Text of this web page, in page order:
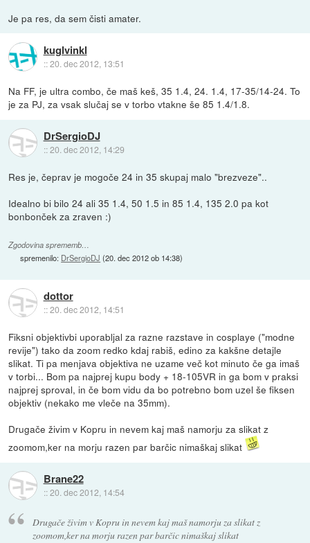
Je pa res, da sem čisti amater.
kuglvinkl
::20. dec 2012, 13:51
Na FF, je ultra combo, če maš keš, 35 1.4, 24. 1.4, 17-35/14-24. To
je za PJ, za vsak slučaj se v torbo vtakne še 85 1.4/1.8.
DrSergioDJ
::20. dec 2012, 14:29
Res je, čeprav je mogoče 24 in 35 skupaj malo "brezveze"..
Idealno bi bilo 24 ali 35 1.4, 50 1.5 in 85 1.4, 135 2.0 pa kot
bonbonček za zraven :)
Zgodovina sprememb…
spremenilo: DrSergioDJ (20. dec 2012 ob 14:38)
dottor
::20. dec 2012, 14:51
Fiksni objektivbi uporabljal za razne razstave in cosplaye ("modne
revije") tako da zoom redko kdaj rabiš, edino za kakšne detajle
slikat. Ti pa menjava objektiva ne uzame več kot minuto če ga imaš
v torbi... Bom pa najprej kupu body + 18-105VR in ga bom v praksi
najprej sproval, in če bom vidu da bo potrebno bom uzel še fiksen
objektiv (nekako me vleče na 35mm).
Drugače živim v Kopru in nevem kaj maš namorju za slikat z
zoomom,ker na morju razen par barčic nimaškaj slikat
Brane22
::20. dec 2012, 14:54
Drugače živim v Kopru in nevem kaj maš namorju za slikat z
zoomom,ker na morju razen par barčic nimaškaj slikat